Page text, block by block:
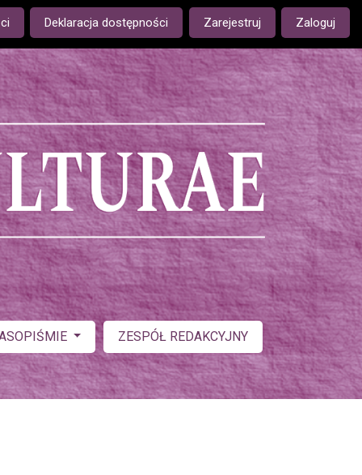
is: Deklaracja dostępności Zarejestruj Zaloguj
ZESPÓŁ REDAKCYJNY